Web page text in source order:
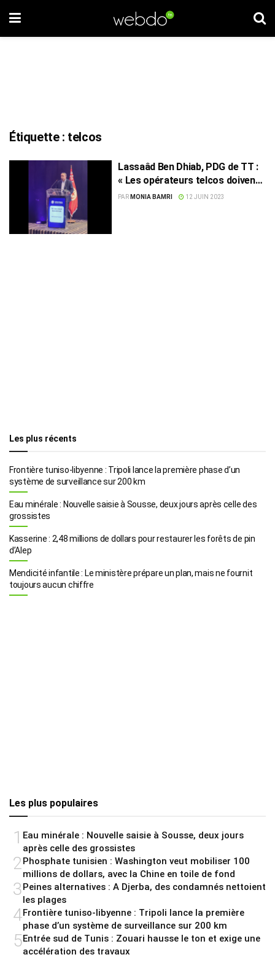
Étiquette : telcos
Lassaâd Ben Dhiab, PDG de TT :
« Les opérateurs telcos doivent
recourir à l’intelligence
PAR MONIA BAMRI 12 JUIN 2023
Les plus récents
Frontière tuniso-libyenne : Tripoli lance la première phase d’un
système de surveillance sur 200 km
Eau minérale : Nouvelle saisie à Sousse, deux jours après celle des
grossistes
Kasserine : 2,48 millions de dollars pour restaurer les forêts de pin
d’Alep
Mendicité infantile : Le ministère prépare un plan, mais ne fournit
toujours aucun chiffre
Les plus populaires
1 Eau minérale : Nouvelle saisie à Sousse, deux jours
après celle des grossistes
2 Phosphate tunisien : Washington veut mobiliser 100
millions de dollars, avec la Chine en toile de fond
3Peines alternatives : A Djerba, des condamnés nettoient
les plages
4Frontière tuniso-libyenne : Tripoli lance la première
phase d’un système de surveillance sur 200 km
5Entrée sud de Tunis : Zouari hausse le ton et exige une
accélération des travaux